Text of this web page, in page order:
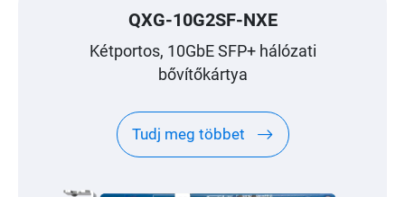
QXG-10G2SF-NXE
Kétportos, 10GbE SFP+ hálózati
bővítőkártya
Tudj meg többet